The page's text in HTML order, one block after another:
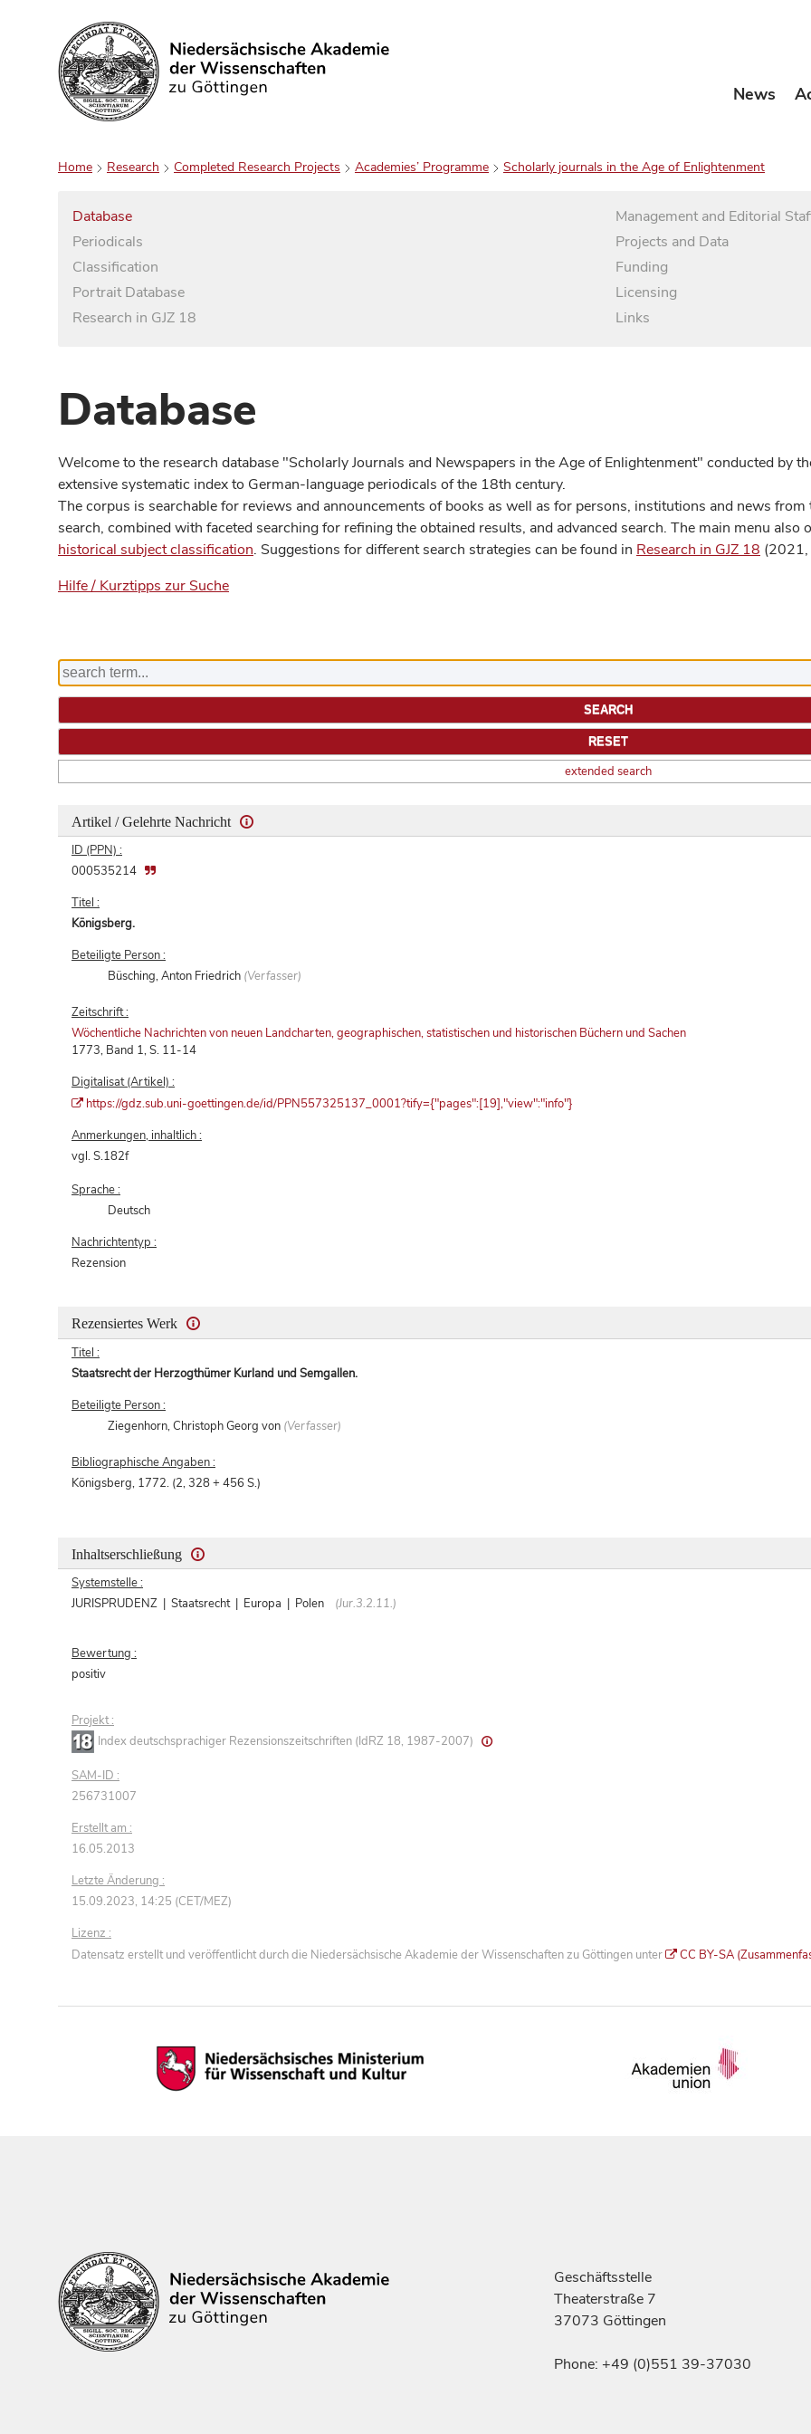
Search News
Home Research Completed Research Projects Academies’ Programme Scholarly journals in the Age of Enlightenment
Database
Periodicals
Classification
Portrait Database
Research in GJZ 18
Management and Editorial
Projects and Data
Funding
Licensing
Links
Database
Welcome to the research database "Scholarly Journals and Newspapers in the Age of Enlightenment" conducted by
extensive systematic index to German-language periodicals of the 18th century.
The corpus is searchable for reviews and announcements of books as well as for persons, institutions and news
search, combined with faceted searching for refining the obtained results, and advanced search. The main menu also
historical subject classification. Suggestions for different search strategies can be found in Research in GJZ 18 (2021,
Hilfe / Kurztipps zur Suche
extended search
Artikel / Gelehrte Nachricht
ID (PPN) :
000535214
Titel :
Königsberg.
Beteiligte Person :
Büsching, Anton Friedrich (Verfasser)
Zeitschrift :
Wöchentliche Nachrichten von neuen Landcharten, geographischen, statistischen und historischen Büchern und Sachen
1773, Band 1, S. 11-14
Digitalisat (Artikel) :
https://gdz.sub.uni-goettingen.de/id/PPN557325137_0001?tify={"pages":[19],"view":"info"}
Anmerkungen, inhaltlich :
vgl. S.182f
Sprache :
Deutsch
Nachrichtentyp :
Rezension
Rezensiertes Werk
Titel :
Staatsrecht der Herzogthümer Kurland und Semgallen.
Beteiligte Person :
Ziegenhorn, Christoph Georg von (Verfasser)
Bibliographische Angaben :
Königsberg, 1772. (2, 328 + 456 S.)
Inhaltserschließung
Systemstelle :
JURISPRUDENZ | Staatsrecht | Europa | Polen
(Jur.3.2.11.)
Bewertung :
positiv
Projekt :
Index deutschsprachiger Rezensionszeitschriften (IdRZ 18, 1987-2007)
SAM-ID :
256731007
Erstellt am :
16.05.2013
Letzte Änderung :
15.09.2023, 14:25 (CET/MEZ)
Lizenz :
Datensatz erstellt und veröffentlicht durch die Niedersächsische Akademie der Wissenschaften zu Göttingen unter
CC BY-SA
Geschäftsstelle
Theaterstraße 7
37073 Göttingen
Phone: +49 (0)551 39-37030